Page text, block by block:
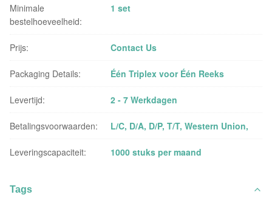
Minimale
bestelhoeveelheid:
1 set
Prijs: Contact Us
Packaging Details: Één Triplex voor Één Reeks
Levertijd: 2 - 7 Werkdagen
Betalingsvoorwaarden: L/C, D/A, D/P, T/T, Western Union,
Leveringscapaciteit: 1000 stuks per maand
Tags